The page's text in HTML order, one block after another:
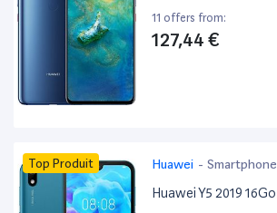
11 offers from:
127,44 €
Top Produit Huawei - Smartphone
Huawei Y5 2019 16Go